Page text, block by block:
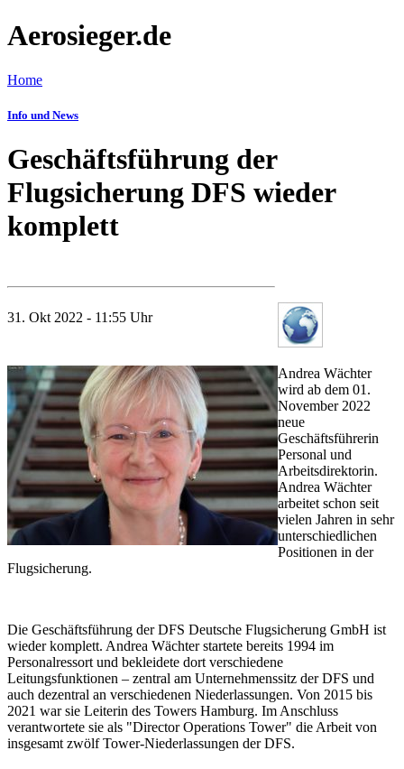
Aerosieger.de
Home
Info und News
Geschäftsführung der
Flugsicherung DFS wieder
komplett
31. Okt 2022 - 11:55 Uhr
Andrea Wächter
wird ab dem 01.
November 2022
neue
Geschäftsführerin
Personal und
Arbeitsdirektorin.
Andrea Wächter
arbeitet schon seit
vielen Jahren in sehr
unterschiedlichen
Positionen in der
Flugsicherung.
Die Geschäftsführung der DFS Deutsche Flugsicherung GmbH ist
wieder komplett. Andrea Wächter startete bereits 1994 im
Personalressort und bekleidete dort verschiedene
Leitungsfunktionen – zentral am Unternehmenssitz der DFS und
auch dezentral an verschiedenen Niederlassungen. Von 2015 bis
2021 war sie Leiterin des Towers Hamburg. Im Anschluss
verantwortete sie als "Director Operations Tower" die Arbeit von
insgesamt zwölf Tower-Niederlassungen der DFS.